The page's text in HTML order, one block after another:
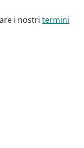
i nostritermini